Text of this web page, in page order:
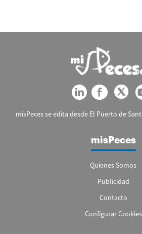
misPeces se edita desde El Puerto de
misPeces
Quienes Somos
Publicidad
Contacto
Configurar Cookies